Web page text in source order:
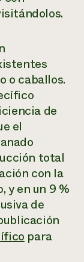
o caballos.
de
el
total
con la
y en un 9 %
de
para